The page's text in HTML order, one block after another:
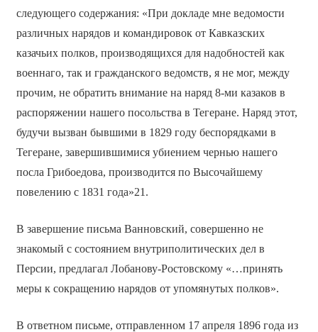
следующего содержания: «При докладе мне ведомости
различных нарядов и командировок от Кавказских
казачьих полков, производящихся для надобностей как
военнаго, так и гражданского ведомств, я не мог, между
прочим, не обратить внимание на наряд 8-ми казаков в
распоряжении нашего посольства в Тегеране. Наряд этот,
будучи вызван бывшими в 1829 году беспорядками в
Тегеране, завершившимися убиением чернью нашего
посла Грибоедова, производится по Высочайшему
повелению с 1831 года»21.
В завершение письма Ванновский, совершенно не
знакомый с состоянием внутриполитических дел в
Персии, предлагал Лобанову-Ростовскому «…принять
меры к сокращению нарядов от упомянутых полков».
В ответном письме, отправленном 17 апреля 1896 года из